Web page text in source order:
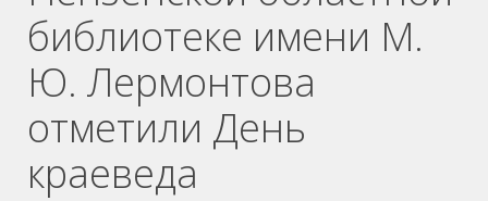
библиотеке имени М.
Ю. Лермонтова
отметили День
краеведа